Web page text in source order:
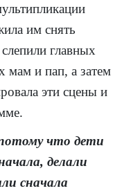
им снять
главных
мам и пап, а затем
эти сцены и
что дети
делали
сначала